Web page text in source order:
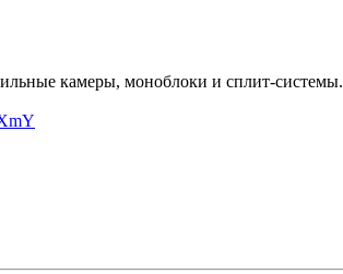
камеры, моноблоки и сплит-системы.